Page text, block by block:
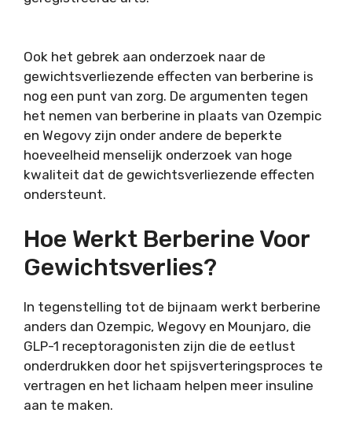
Ook het gebrek aan onderzoek naar de
gewichtsverliezende effecten van berberine is
nog een punt van zorg. De argumenten tegen
het nemen van berberine in plaats van Ozempic
en Wegovy zijn onder andere de beperkte
hoeveelheid menselijk onderzoek van hoge
kwaliteit dat de gewichtsverliezende effecten
ondersteunt.
Hoe Werkt Berberine Voor
Gewichtsverlies?
In tegenstelling tot de bijnaam werkt berberine
anders dan Ozempic, Wegovy en Mounjaro, die
GLP-1 receptoragonisten zijn die de eetlust
onderdrukken door het spijsverteringsproces te
vertragen en het lichaam helpen meer insuline
aan te maken.